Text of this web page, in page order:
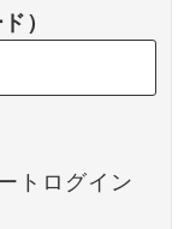
）
トログイン